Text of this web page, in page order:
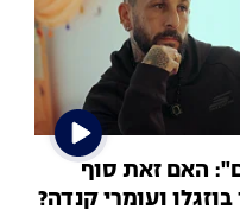
האם זאת סוף
ועומרי קנדה?